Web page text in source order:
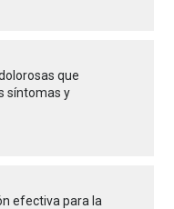
que
síntomas y
efectiva para la